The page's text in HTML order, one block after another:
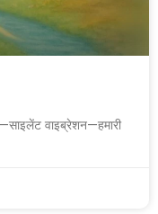
वाइब्रेशन—हमारी